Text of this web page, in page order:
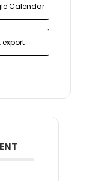
Calendar